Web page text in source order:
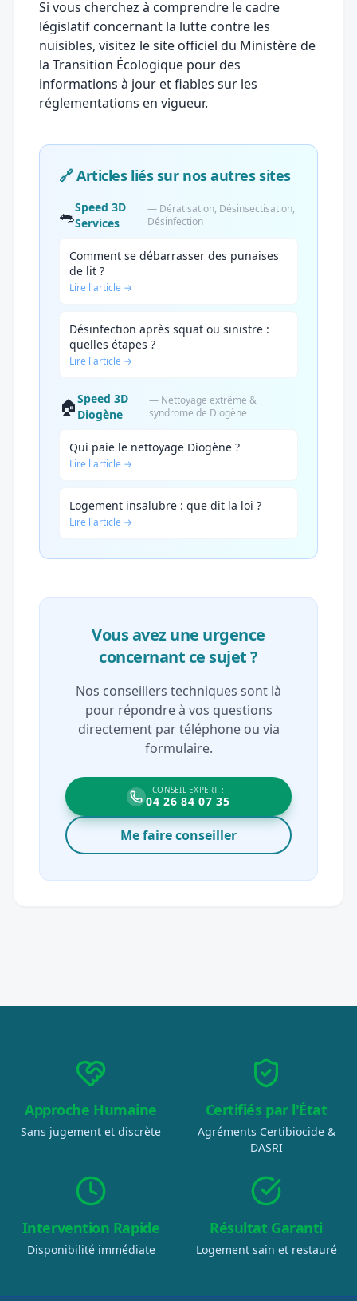
Si vous cherchez à comprendre le cadre
législatif concernant la lutte contre les
nuisibles, visitez le site officiel du Ministère de
la Transition Écologique pour des
informations à jour et fiables sur les
réglementations en vigueur.
🔗 Articles liés sur nos autres sites
🐀Speed 3D
Services
— Dératisation, Désinsectisation,
Désinfection
Comment se débarrasser des punaises
de lit ?
Lire l'article →
Désinfection après squat ou sinistre :
quelles étapes ?
Lire l'article →
🏠Speed 3D
Diogène
— Nettoyage extrême &
syndrome de Diogène
Qui paie le nettoyage Diogène ?
Lire l'article →
Logement insalubre : que dit la loi ?
Lire l'article →
Vous avez une urgence
concernant ce sujet ?
Nos conseillers techniques sont là
pour répondre à vos questions
directement par téléphone ou via
formulaire.
CONSEIL EXPERT :
04 26 84 07 35
Me faire conseiller
Approche Humaine
Sans jugement et discrète
Certifiés par l'État
Agréments Certibiocide &
DASRI
Intervention Rapide
Disponibilité immédiate
Résultat Garanti
Logement sain et restauré